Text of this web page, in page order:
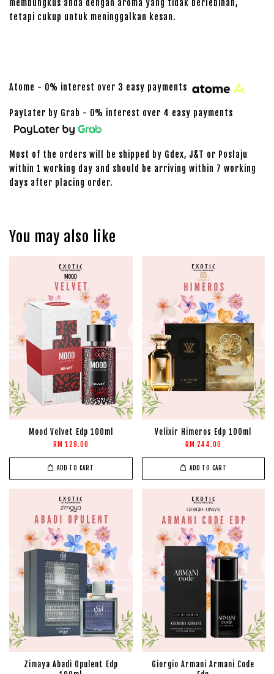
membungkus anda dengan aroma yang tidak berlebihan,
tetapi cukup untuk meninggalkan kesan.
Atome - 0% interest over 3 easy payments
PayLater by Grab - 0% interest over 4 easy payments
Most of the orders will be shipped by Gdex, J&T or Poslaju
within 1 working day and should be arriving within 7 working
days after placing order.
You may also like
Mood Velvet Edp 100ml
RM 129.00
ADD TO CART
Velixir Himeros Edp 100ml
RM 244.00
ADD TO CART
Zimaya Abadi Opulent Edp
Giorgio Armani Armani Code